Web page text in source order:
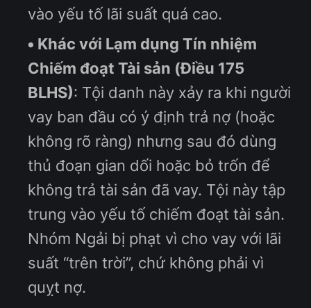
vào yếu tố lãi suất quá cao.
Khác với Lạm dụng Tín nhiệm
Chiếm đoạt Tài sản (Điều 175
BLHS): Tội danh này xảy ra khi người
vay ban đầu có ý định trả nợ (hoặc
không rõ ràng) nhưng sau đó dùng
thủ đoạn gian dối hoặc bỏ trốn để
không trả tài sản đã vay. Tội này tập
trung vào yếu tố chiếm đoạt tài sản.
Nhóm Ngải bị phạt vì cho vay với lãi
suất “trên trời”, chứ không phải vì
quỵt nợ.